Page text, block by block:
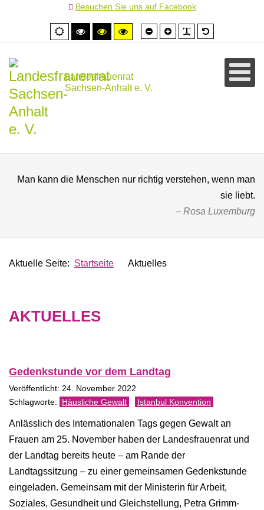
Besuchen Sie uns auf Facebook
Normale
Ansicht
Hoher
Kontrast
Hoher
Kontrast
Hoher
Kontrast
Schrift
kleiner
Schrift
größer
Landesfrauenrat
Sachsen-Anhalt e. V.
Man kann die Menschen nur richtig verstehen, wenn man
sie liebt.
Rosa Luxemburg
Aktuelle Seite: Startseite Aktuelles
AKTUELLES
Gedenkstunde vor dem Landtag
Veröffentlicht: 24. November 2022
Häusliche Gewalt Istanbul Konvention
Anlässlich des Internationalen Tags gegen Gewalt an
Frauen am 25. November haben der Landesfrauenrat und
der Landtag bereits heute – am Rande der
Landtagssitzung – zu einer gemeinsamen Gedenkstunde
eingeladen. Gemeinsam mit der Ministerin für Arbeit,
Soziales, Gesundheit und Gleichstellung, Petra Grimm-